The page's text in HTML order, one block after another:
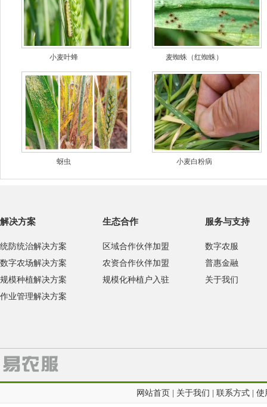
小麦叶蜂 麦蜘蛛（红蜘蛛）
蚜虫 小麦白粉病
解决方案
统防统治解决方案
数字农场解决方案
规模种植解决方案
作业管理解决方案
生态合作
区域合作伙伴加盟
农资合作伙伴加盟
规模化种植户入驻
服务与支持
数字农服
普惠金融
关于我们
网站首页| 关于我们 | 联系方式| 使